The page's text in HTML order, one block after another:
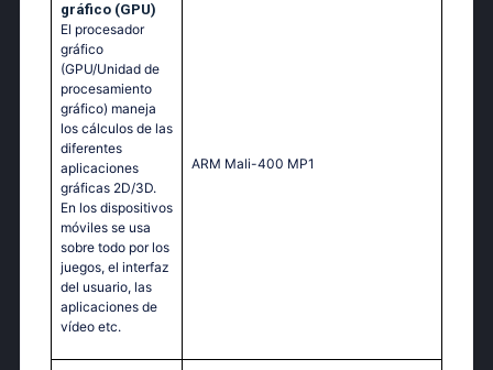
gráfico (GPU)
El procesador
gráfico
(GPU/Unidad de
procesamiento
gráfico) maneja
los cálculos de las
diferentes
aplicaciones
gráficas 2D/3D.
En los dispositivos
móviles se usa
sobre todo por los
juegos, el interfaz
del usuario, las
aplicaciones de
vídeo etc.
ARM Mali-400 MP1